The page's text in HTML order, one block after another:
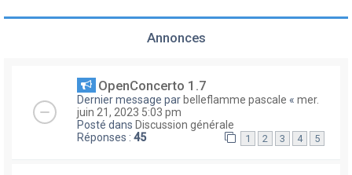
Annonces
OpenConcerto 1.7
Dernier message par belleflamme pascale « mer.
juin 21, 2023 5:03 pm
Posté dans Discussion générale
Réponses : 45 1 2 3 4 5